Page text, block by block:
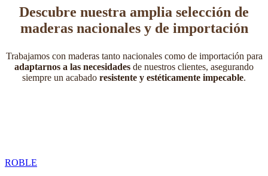
Descubre nuestra amplia selección de
maderas nacionales y de importación
Trabajamos con maderas tanto nacionales como de importación para
adaptarnos a las necesidades de nuestros clientes, asegurando
siempre un acabado resistente y estéticamente impecable.
ROBLE